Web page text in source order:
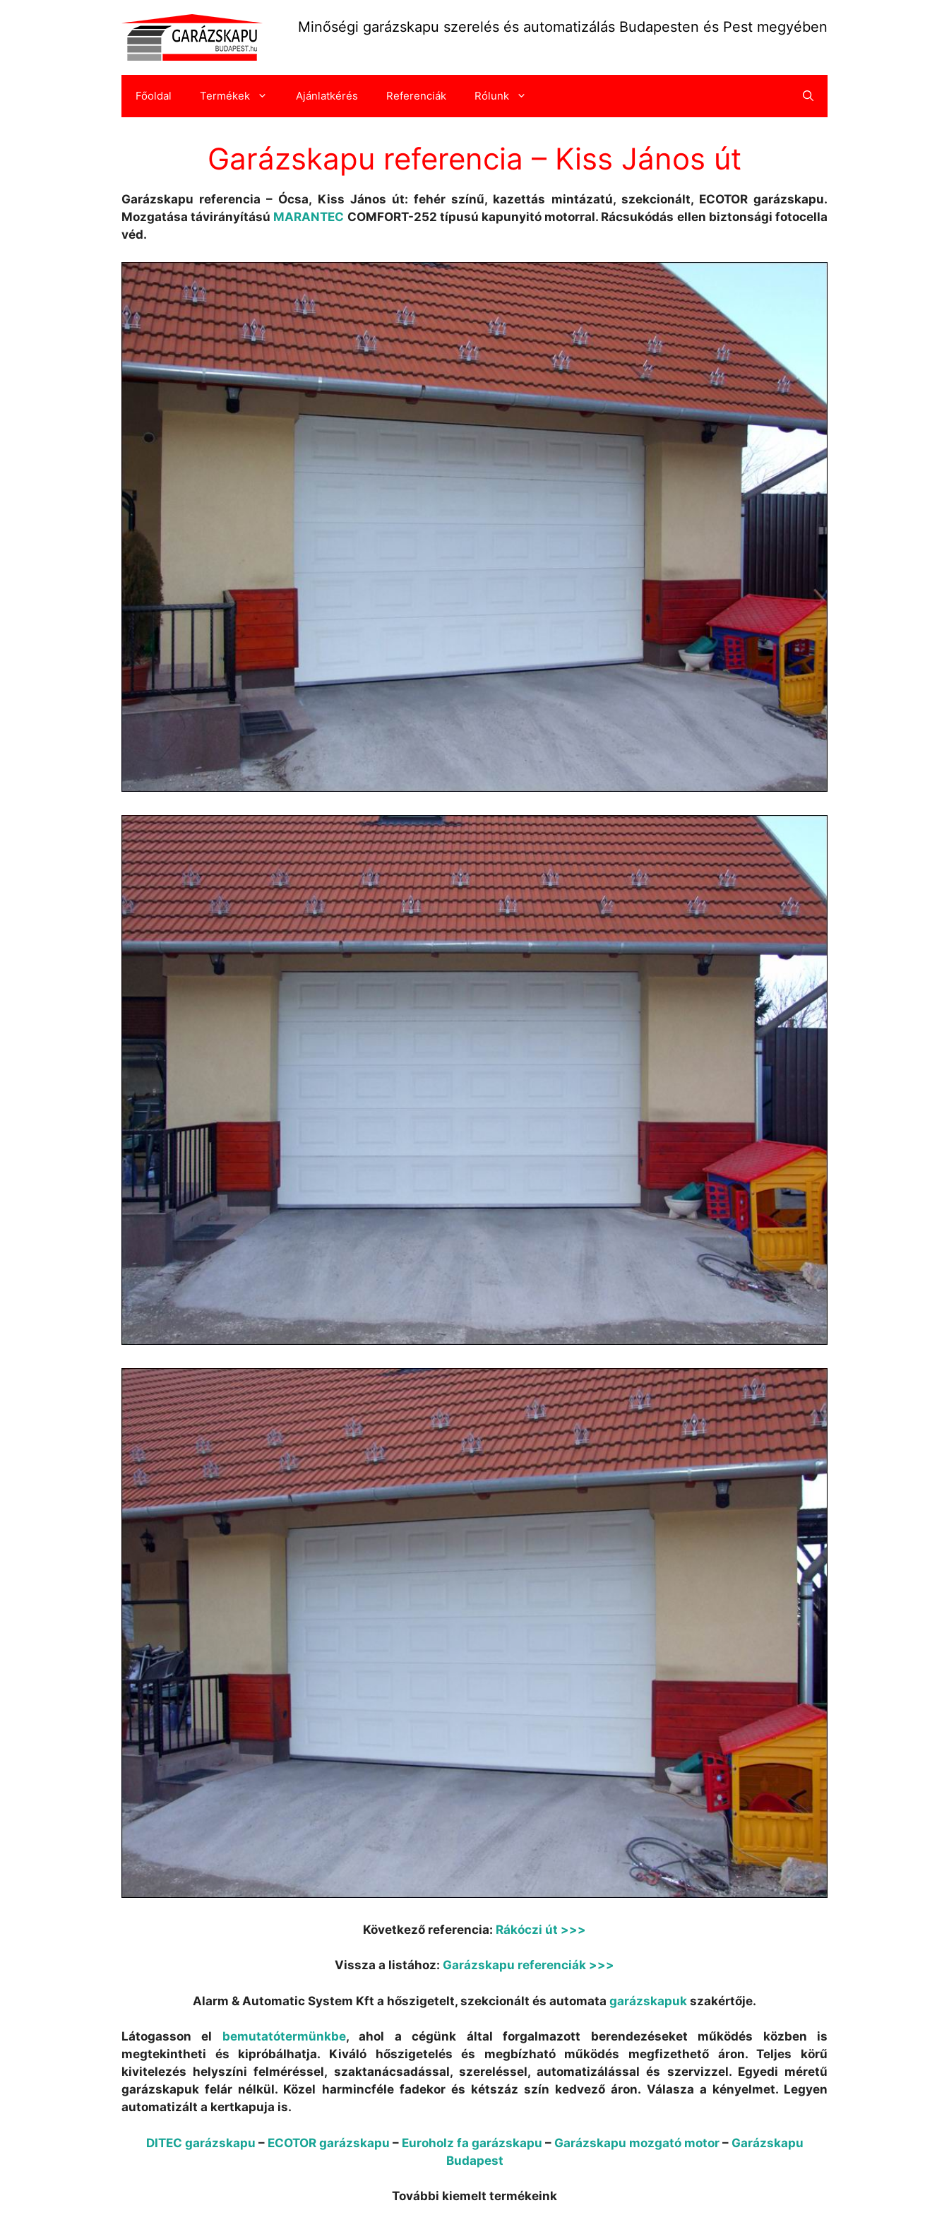
Minőségi garázskapu szerelés és automatizálás Budapesten és Pest megyében
Főoldal Termékek Ajánlatkérés Referenciák Rólunk
Garázskapu referencia – Kiss János út
Garázskapu referencia – Ócsa, Kiss János út: fehér színű, kazettás mintázatú, szekcionált, ECOTOR garázskapu.
Mozgatása távirányítású MARANTEC COMFORT-252 típusú kapunyitó motorral. Rácsukódás ellen biztonsági fotocella
véd.
Következő referencia: Rákóczi út >>>
Vissza a listához: Garázskapu referenciák >>>
Alarm & Automatic System Kft a hőszigetelt, szekcionált és automata garázskapuk szakértője.
Látogasson el bemutatótermünkbe, ahol a cégünk által forgalmazott berendezéseket működés közben is
megtekintheti és kipróbálhatja. Kiváló hőszigetelés és megbízható működés megfizethető áron. Teljes körű
kivitelezés helyszíni felméréssel, szaktanácsadással, szereléssel, automatizálással és szervizzel. Egyedi méretű
garázskapuk felár nélkül. Közel harmincféle fadekor és kétszáz szín kedvező áron. Válasza a kényelmet. Legyen
automatizált a kertkapuja is.
DITEC garázskapu – ECOTOR garázskapu – Euroholz fa garázskapu – Garázskapu mozgató motor– Garázskapu
Budapest
További kiemelt termékeink